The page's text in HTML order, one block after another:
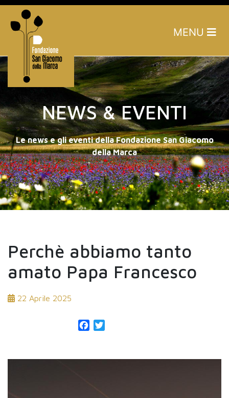
MENU
NEWS & EVENTI
Le news e gli eventi della Fondazione San Giacomo
della Marca
Perchè abbiamo tanto
amato Papa Francesco
22 Aprile 2025
Facebook